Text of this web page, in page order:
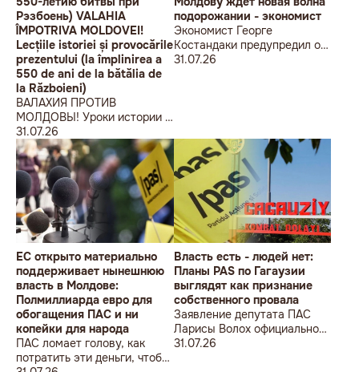
Рэзбоень) VALAHIA
ÎMPOTRIVA MOLDOVEI!
Lecțiile istoriei și provocările
prezentului (la împlinirea a
550 de ani de la bătălia de
la Războieni)
ВАЛАХИЯ ПРОТИВ
МОЛДОВЫ! Уроки истории и
вызовы современности (к
550-летию битвы при
Рэзбоень) VALAHIA
ÎMPOTRIVA MOLDOVEI!
Lecțiile istoriei și provocările
prezentului (la împlinirea a
550 de ani de la bătălia de la
Războieni)
31.07.26
подорожании - экономист
Экономист Георге
Костандаки предупредил о
новой волне роста цен
31.07.26
ЕС открыто материально
поддерживает нынешнюю
власть в Молдове:
Полмиллиарда евро для
обогащения ПАС и ни
копейки для народа
ПАС ломает голову, как
потратить эти деньги, чтобы
Власть есть - людей нет:
Планы PAS по Гагаузии
выглядят как признание
собственного провала
Заявление депутата ПАС
Ларисы Волох официально
подтвердило провал
31.07.26